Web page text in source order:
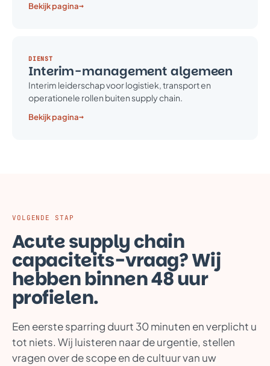
Bekijk pagina→
DIENST
Interim-management algemeen
Interim leiderschap voor logistiek, transport en
operationele rollen buiten supply chain.
Bekijk pagina→
VOLGENDE STAP
Acute supply chain
capaciteits-vraag? Wij
hebben binnen 48 uur
profielen.
Een eerste sparring duurt 30 minuten en verplicht u
tot niets. Wij luisteren naar de urgentie, stellen
vragen over de scope en de cultuur van uw